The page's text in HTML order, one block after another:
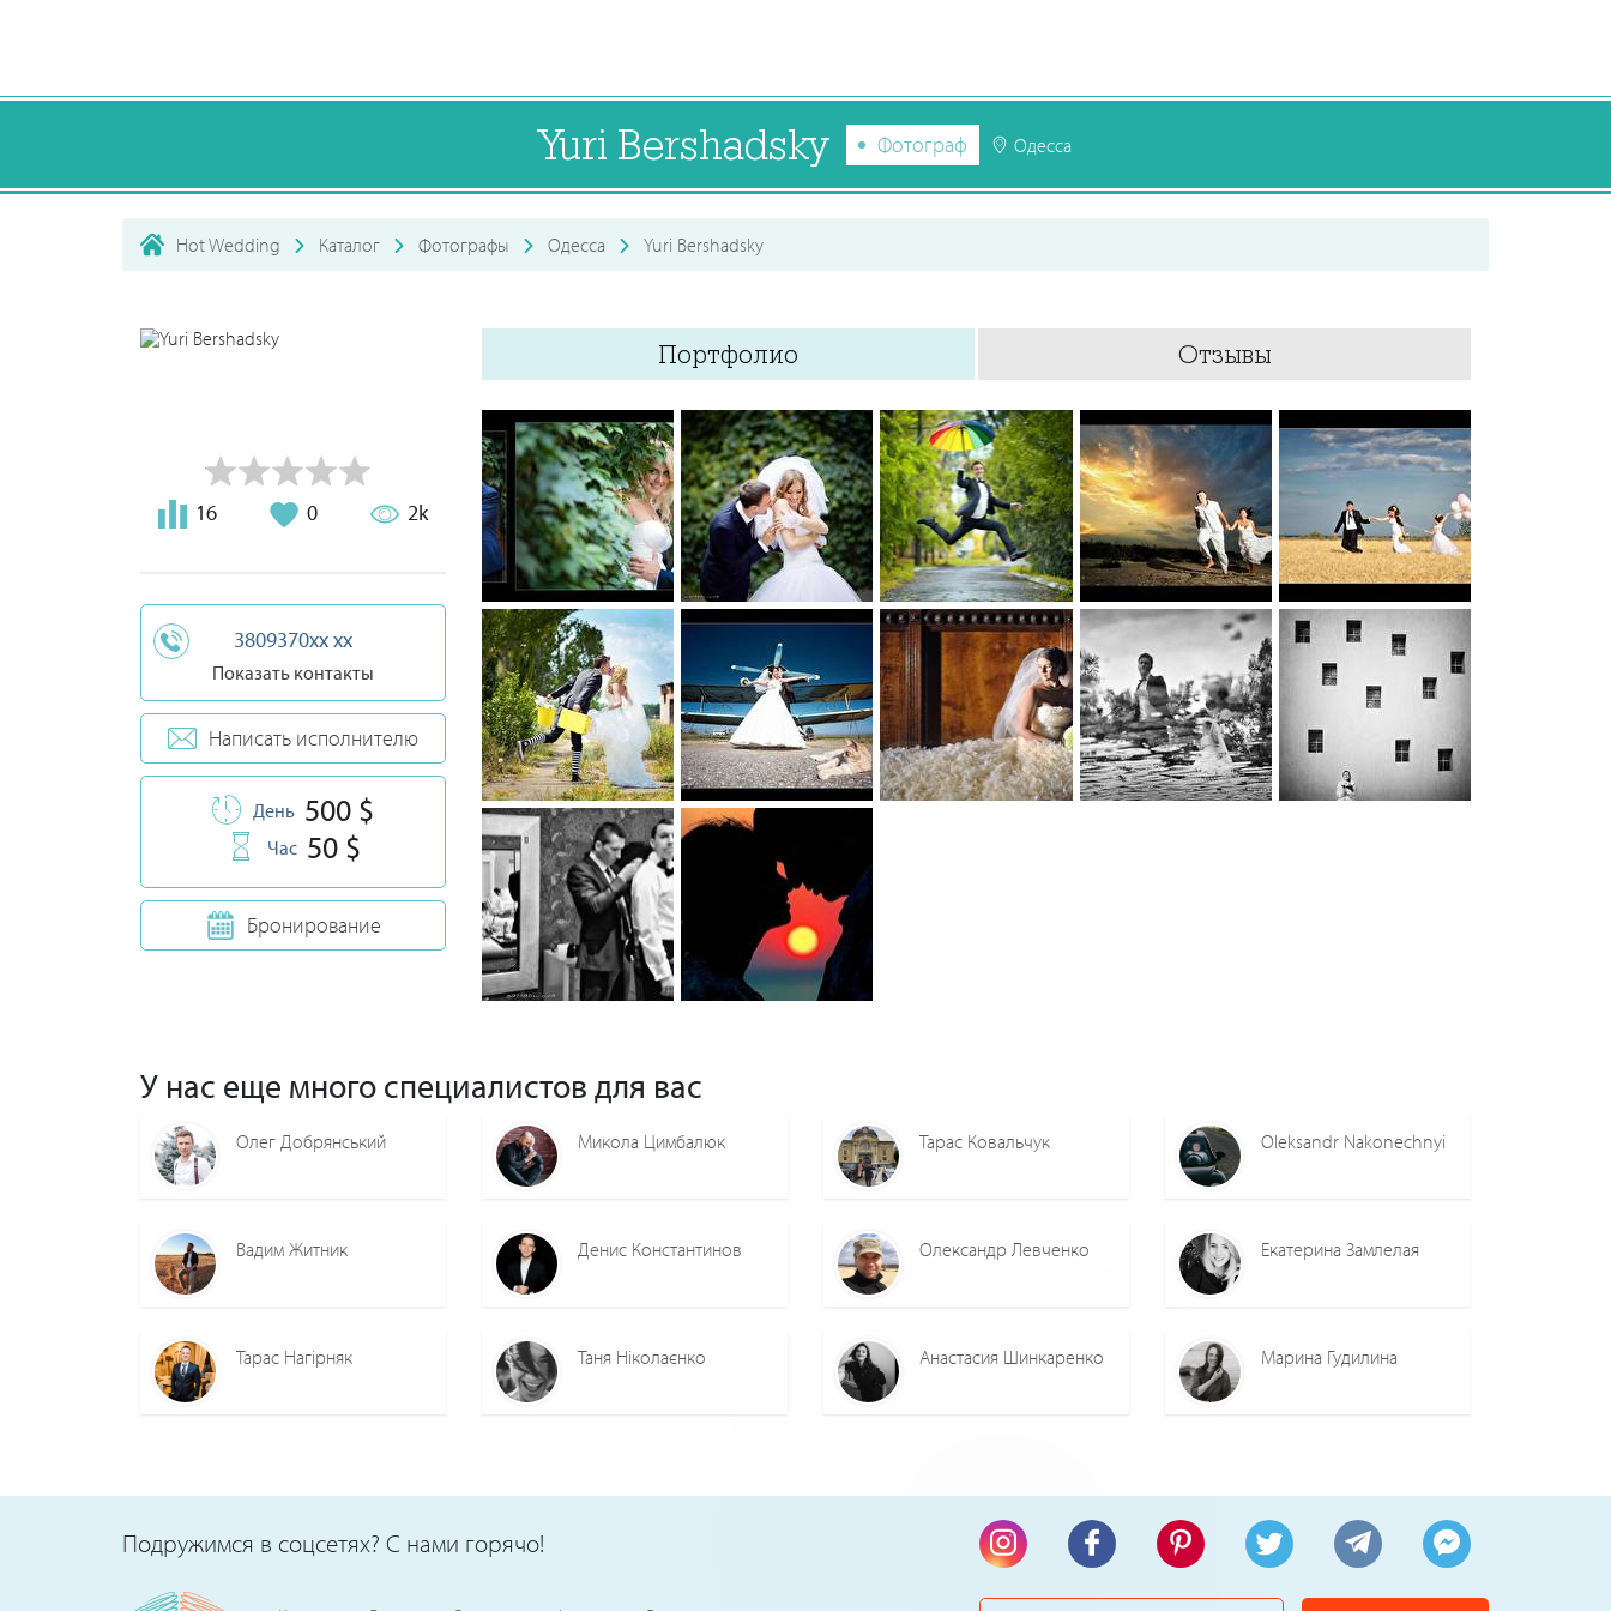
Yuri Bershadsky Фотограф Одесса
Hot Wedding Каталог Фотографы Одесса Yuri Bershadsky
16 0 2k
3809370xx xx
Показать контакты
Написать исполнителю
День 500 $
Час 50 $
Бронирование
Портфолио Отзывы
0 0 0 0 0 0 0 0 0
0 0
У нас еще много специалистов для вас
Олег Добрянський Микола Цимбалюк Тарас Ковальчук Oleksandr Nakonechnyi
Вадим Житник Денис Константинов Олександр Левченко Екатерина Замлелая
Тарас Нагірняк Таня Ніколаєнко Анастасия Шинкаренко Марина Гудилина
Подружимся в соцсетях? С нами горячо!